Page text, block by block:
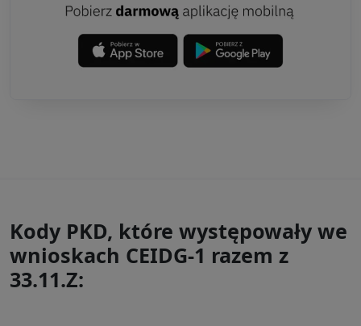
Kody PKD, które występowały we
wnioskach CEIDG-1 razem z
33.11.Z: